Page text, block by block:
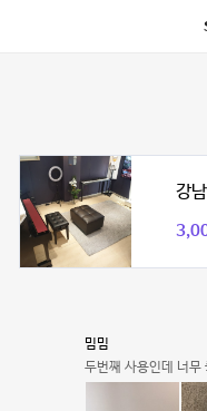
강
밈밈
두번째 사용인데 너무